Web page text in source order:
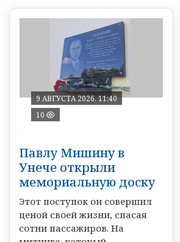
9 АВГУСТА 2026, 11:40
10
Павлу Мишину в
Унече открыли
мемориальную доску
Этот поступок он совершил
ценой своей жизни, спасая
сотни пассажиров. На